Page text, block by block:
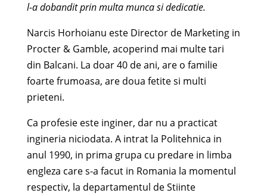
l-a dobandit prin multa munca si dedicatie.
Narcis Horhoianu este Director de Marketing in
Procter & Gamble, acoperind mai multe tari
din Balcani. La doar 40 de ani, are o familie
foarte frumoasa, are doua fetite si multi
prieteni.
Ca profesie este inginer, dar nu a practicat
ingineria niciodata. A intrat la Politehnica in
anul 1990, in prima grupa cu predare in limba
engleza care s-a facut in Romania la momentul
respectiv, la departamentul de Stiinte